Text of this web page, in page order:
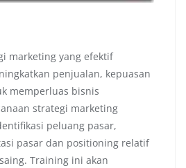
marketing yang efektif
penjualan, kepuasan
memperluas bisnis
strategi marketing
peluang pasar,
pasar dan positioning relatif
Training ini akan